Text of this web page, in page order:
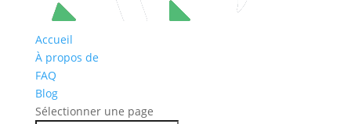
Accueil
À propos de
FAQ
Blog
Sélectionner une page